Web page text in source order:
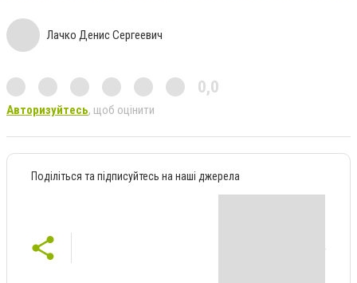
Лачко Денис Сергеевич
0,0
Авторизуйтесь, щоб оцінити
Поділіться та підписуйтесь на наші джерела